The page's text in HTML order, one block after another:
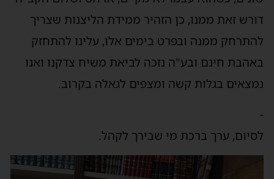
דורש זאת ממנו, כן הזהיר ממידת הליצנות שצריך
להתרחק ממנה ובפרט בימים אלו, עלינו להתחזק
באהבת חינם ובע"ה נזכה לביאת משיח צדקנו ואנו
נמצאים בגלות קשה ומצפים לגאלה בקרוב.
-
לסיום, ערך ברכת מי שבירך לקהל.